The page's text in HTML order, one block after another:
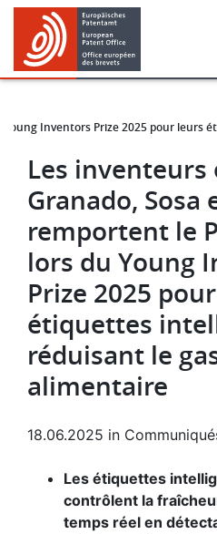
Skip
main
content
Skip
footer
Inventors Prize 2025 pour
Les inventeurs
Granado, Sosa
remportent le
lors du Young
Prize 2025
étiquettes
réduisant le
alimentaire
18.06.2025 in
Les étiquettes
contrôlent la
temps réel en